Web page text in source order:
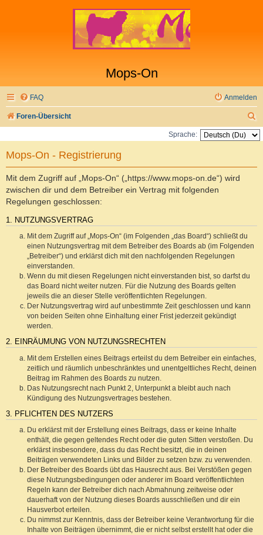
Mops-On
FAQ Anmelden
Foren-Übersicht
u
Sprache:
Mops-On - Registrierung
Mit dem Zugriff auf „Mops-On“ („https://www.mops-on.de“) wird
zwischen dir und dem Betreiber ein Vertrag mit folgenden
Regelungen geschlossen:
1. NUTZUNGSVERTRAG
Mit dem Zugriff auf „Mops-On“ (im Folgenden „das Board“) schließt du
einen Nutzungsvertrag mit dem Betreiber des Boards ab (im Folgenden
„Betreiber“) und erklärst dich mit den nachfolgenden Regelungen
einverstanden.
Wenn du mit diesen Regelungen nicht einverstanden bist, so darfst du
das Board nicht weiter nutzen. Für die Nutzung des Boards gelten
jeweils die an dieser Stelle veröffentlichten Regelungen.
Der Nutzungsvertrag wird auf unbestimmte Zeit geschlossen und kann
von beiden Seiten ohne Einhaltung einer Frist jederzeit gekündigt
werden.
2. EINRÄUMUNG VON NUTZUNGSRECHTEN
Mit dem Erstellen eines Beitrags erteilst du dem Betreiber ein einfaches,
zeitlich und räumlich unbeschränktes und unentgeltliches Recht, deinen
Beitrag im Rahmen des Boards zu nutzen.
Das Nutzungsrecht nach Punkt 2, Unterpunkt a bleibt auch nach
Kündigung des Nutzungsvertrages bestehen.
3. PFLICHTEN DES NUTZERS
Du erklärst mit der Erstellung eines Beitrags, dass er keine Inhalte
enthält, die gegen geltendes Recht oder die guten Sitten verstoßen. Du
erklärst insbesondere, dass du das Recht besitzt, die in deinen
Beiträgen verwendeten Links und Bilder zu setzen bzw. zu verwenden.
Der Betreiber des Boards übt das Hausrecht aus. Bei Verstößen gegen
diese Nutzungsbedingungen oder anderer im Board veröffentlichten
Regeln kann der Betreiber dich nach Abmahnung zeitweise oder
dauerhaft von der Nutzung dieses Boards ausschließen und dir ein
Hausverbot erteilen.
Du nimmst zur Kenntnis, dass der Betreiber keine Verantwortung für die
Inhalte von Beiträgen übernimmt, die er nicht selbst erstellt hat oder die